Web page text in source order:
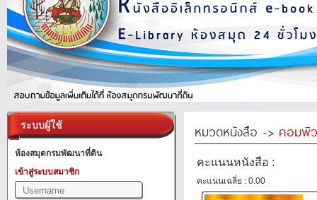
ระบบผู้ใช้
ห้องสมุดกรมพัฒนาที่ดิน
เข้าสู่ระบบสมาชิก
หมวดหนังสือ -> คอมพิ
คะแนนหนังสือ :
คะแนนเฉลี่ย : 0.00